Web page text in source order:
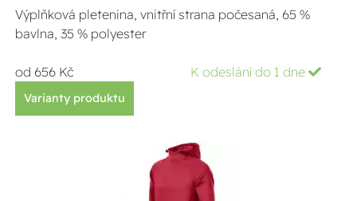
Výplňková pletenina, vnitřní strana počesaná, 65 %
bavlna, 35 % polyester
od 656 Kč K odeslání do 1 dne
Varianty produktu